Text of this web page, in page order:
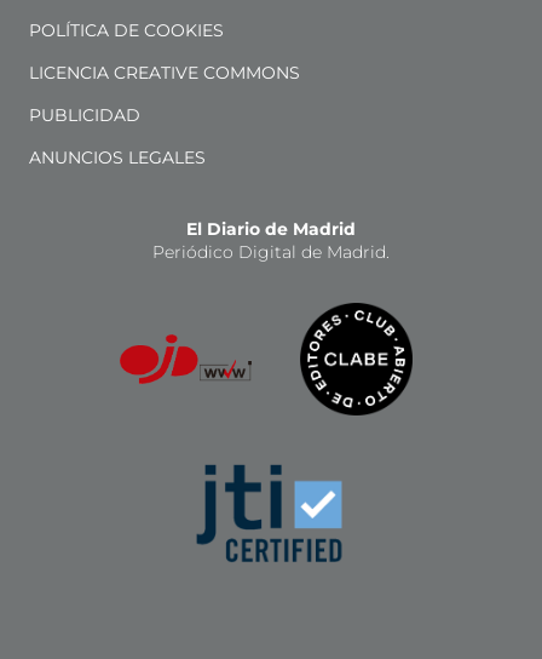
POLÍTICA DE COOKIES
LICENCIA CREATIVE COMMONS
PUBLICIDAD
ANUNCIOS LEGALES
El Diario de Madrid
Periódico Digital de Madrid.